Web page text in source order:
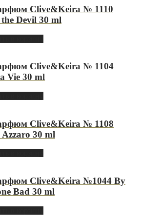
Clive&Keira № 1110
Devil 30 ml
Clive&Keira № 1104
Vie 30 ml
Clive&Keira № 1108
Azzaro 30 ml
Clive&Keira №1044 By
Bad 30 ml